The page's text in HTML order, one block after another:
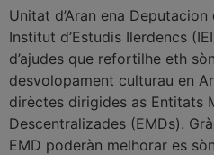
Unitat d’Aran ena
Institut d’Estudis Ilerdencs
d’ajudes que refortilhe eth
desvolopament culturau en
dirèctes dirigides as Entitats
Descentralizades (EMDs).
EMD poderàn melhorar es